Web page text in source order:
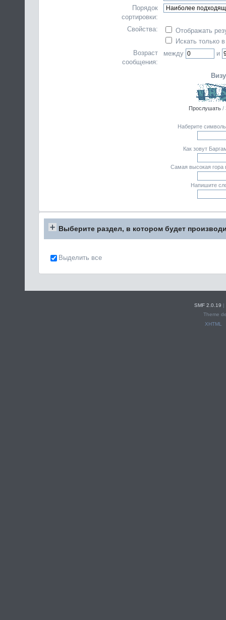
Порядок
сортировки:
Свойства:
Отображать
Искать только
Возраст
сообщения:
между и
Прослушать/
Наберите
Как зовут
Самая высокая гора
Напишите
Выберите раздел, в котором будет
Выделить все
SMF 2.0.19 |
Theme
XHTML